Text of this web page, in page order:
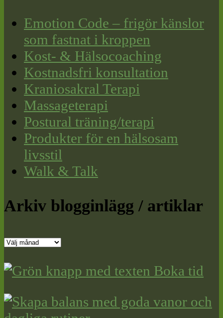
Emotion Code – frigör känslor
som fastnat i kroppen
Kost- & Hälsocoaching
Kostnadsfri konsultation
Kraniosakral Terapi
Massageterapi
Postural träning/terapi
Produkter för en hälsosam
livsstil
Walk & Talk
Arkiv blogginlägg / artiklar
Arkiv
/